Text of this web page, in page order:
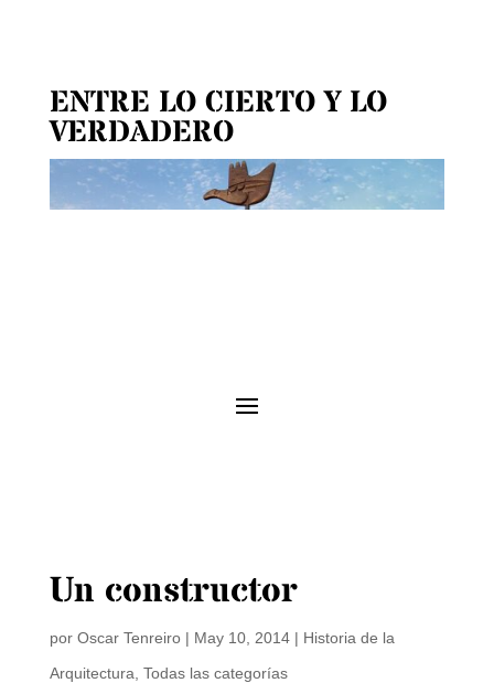
ENTRE LO CIERTO Y LO
VERDADERO
Un constructor
por Oscar Tenreiro| May 10, 2014| Historia de la
Arquitectura Todas las categorías